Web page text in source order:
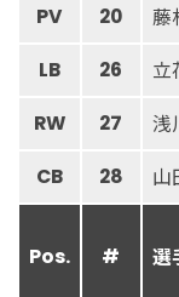
PV 20 藤
LB 26 立
RW 27 浅
CB 28 山
Pos. # 選